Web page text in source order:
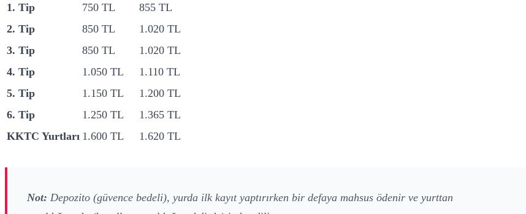
1. Tip
750 TL
855 TL
2. Tip
850 TL
1.020 TL
3. Tip
850 TL
1.020 TL
4. Tip
1.050 TL
1.110 TL
5. Tip
1.150 TL
1.200 TL
6. Tip
1.250 TL
1.365 TL
KKTC Yurtları 1.600 TL 1.620 TL
Not: Depozito (güvence bedeli), yurda ilk kayıt yaptırırken bir defaya mahsus ödenir ve yurttan